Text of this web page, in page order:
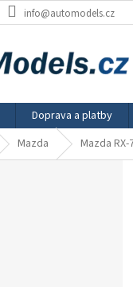
info@automodels.cz
Doprava a platby
Mazda Mazda